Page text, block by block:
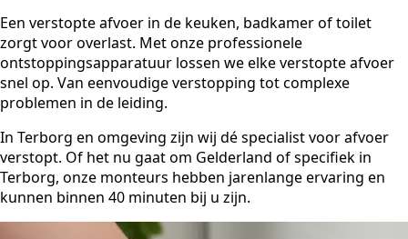
Een verstopte afvoer in de keuken, badkamer of toilet
zorgt voor overlast. Met onze professionele
ontstoppingsapparatuur lossen we elke verstopte afvoer
snel op. Van eenvoudige verstopping tot complexe
problemen in de leiding.
In Terborg en omgeving zijn wij dé specialist voor afvoer
verstopt. Of het nu gaat om Gelderland of specifiek in
Terborg, onze monteurs hebben jarenlange ervaring en
kunnen binnen 40 minuten bij u zijn.